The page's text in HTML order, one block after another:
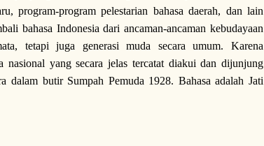
program-program pelestarian bahasa daerah, dan lain
bahasa Indonesia dari ancaman-ancaman kebudayaan
tetapi juga generasi muda secara umum. Karena
nasional yang secara jelas tercatat diakui dan dijunjung
dalam butir Sumpah Pemuda 1928. Bahasa adalah Jati